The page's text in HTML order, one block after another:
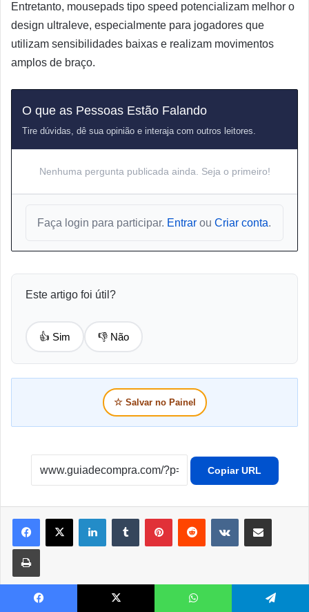
Entretanto, mousepads tipo speed potencializam melhor o
design ultraleve, especialmente para jogadores que
utilizam sensibilidades baixas e realizam movimentos
amplos de braço.
O que as Pessoas Estão Falando
Tire dúvidas, dê sua opinião e interaja com outros leitores.
Nenhuma pergunta publicada ainda. Seja o primeiro!
Faça login para participar. Entrar ou Criar conta.
Este artigo foi útil?
👍 Sim 👎 Não
☆ Salvar no Painel
Copiar URL
LinkedinTumblr PinterestReddit VK Compartilhar por e-mail
Imprimir